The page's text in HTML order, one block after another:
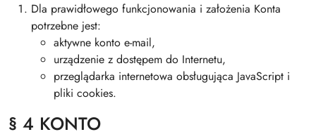
Dla prawidłowego funkcjonowania i założenia Konta
potrzebne jest:
aktywne konto e-mail,
urządzenie z dostępem do Internetu,
przeglądarka internetowa obsługująca JavaScript i
pliki cookies.
§ 4 KONTO